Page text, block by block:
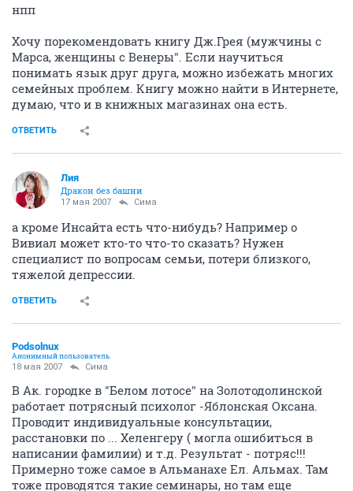
нпп
Хочу порекомендовать книгу Дж.Грея (мужчины с
Марса, женщины с Венеры". Если научиться
понимать язык друг друга, можно избежать многих
семейных проблем. Книгу можно найти в Интернете,
думаю, что и в книжных магазинах она есть.
ОТВЕТИТЬ
Лия
Дракон без башни
17 мая 2007 Сима
а кроме Инсайта есть что-нибудь? Например о
Вивиал может кто-то что-то сказать? Нужен
специалист по вопросам семьи, потери близкого,
тяжелой депрессии.
ОТВЕТИТЬ
Podsolnux
Анонимный пользователь
18 мая 2007 Сима
В Ак. городке в "Белом лотосе" на Золотодолинской
работает потрясный психолог -Яблонская Оксана.
Проводит индивидуальные консультации,
расстановки по ... Хеленгеру ( могла ошибиться в
написании фамилии) и т.д. Результат - потряс!!!
Примерно тоже самое в Альманахе Ел. Альмах. Там
тоже проводятся такие семинары, но там еще